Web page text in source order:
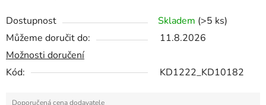
Dostupnost Skladem (>5 ks)
Můžeme doručit do:
11.8.2026
Možnosti doručení
Kód:
KD1222_KD10182